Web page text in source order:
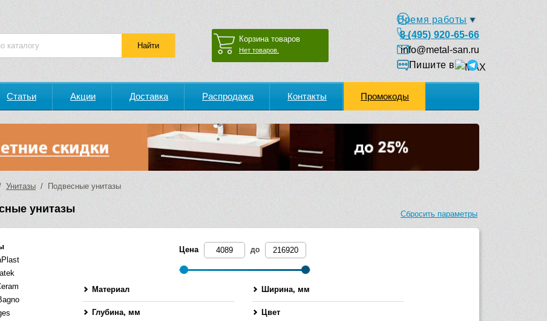
Корзина товаров
Нет товаров.
Время работы
8 (495) 920-65-66
info@metal-san.ru
Пишите в
Статьи Акции Доставка Распродажа Контакты Промокоды
Унитазы / Подвесные унитазы
унитазы Сбросить параметры
Цена до
Материал
Ширина, мм
Глубина, мм
Цвет